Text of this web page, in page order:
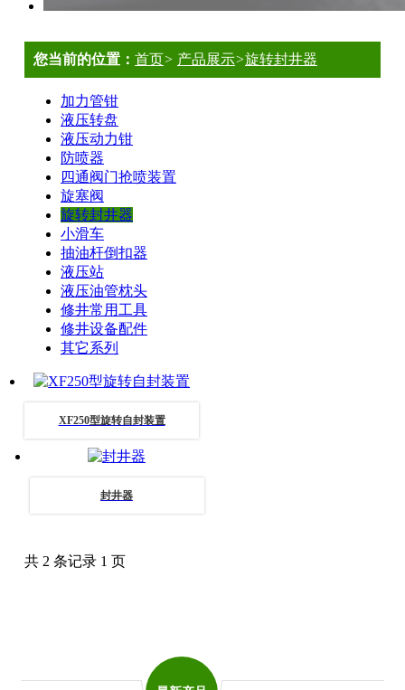
您当前的位置：首页> 产品展示>旋转封井器
加力管钳
液压转盘
液压动力钳
防喷器
四通阀门抢喷装置
旋塞阀
旋转封井器
小滑车
抽油杆倒扣器
液压站
液压油管枕头
修井常用工具
修井设备配件
其它系列
XF250型旋转自封装置
封井器
共 2 条记录 1 页